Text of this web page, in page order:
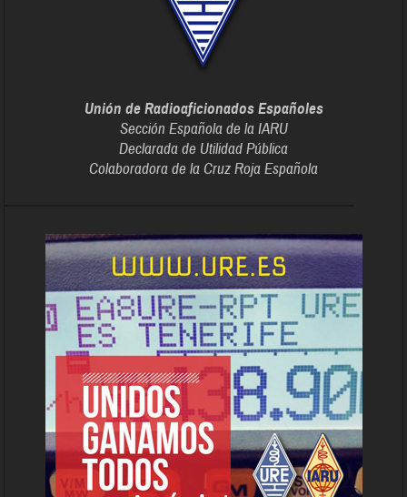
Unión de Radioaficionados Españoles
Sección Española de la IARU
Declarada de Utilidad Pública
Colaboradora de la Cruz Roja Española